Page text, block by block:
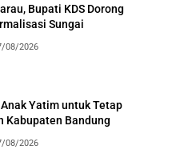
Bupati KDS Dorong
Sungai
08/2026
Yatim untuk Tetap
Kabupaten Bandung
08/2026